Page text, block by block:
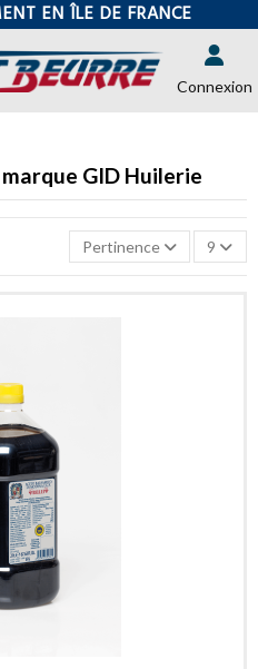
EN ÎLE DE FRANCE
Connexion
GID Huilerie
Pertinence 9